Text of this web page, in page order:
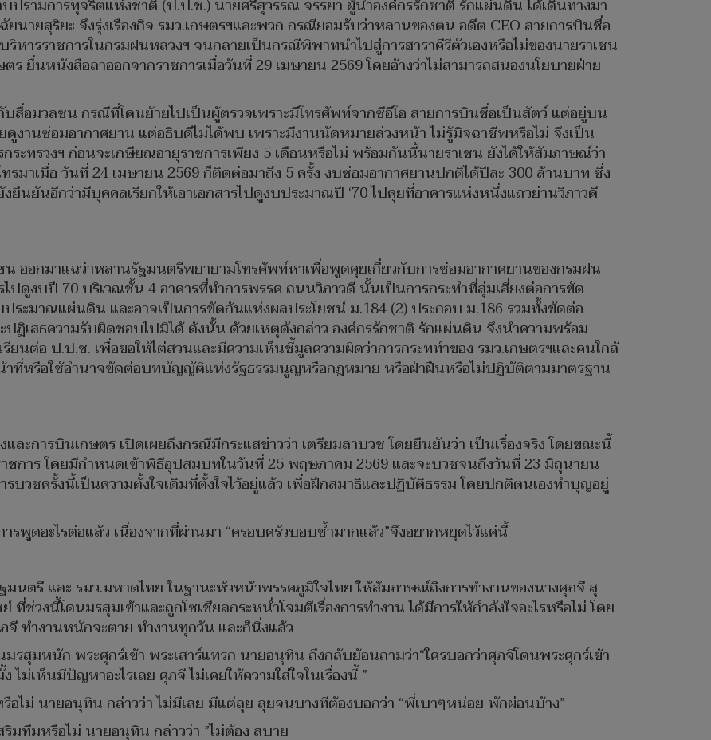
รามการทุจริตแห่งชาติ (ป.ป.ช.) นายศรีสุวรรณ จรรยา ผู้นำองค์กรรักชาติ รักแผ่นดิน ได้เดินทางมา
นายสุริยะ จึงรุ่งเรืองกิจ รมว.เกษตรฯและพวก กรณียอมรับว่าหลานของตน อดีต CEO สายการบินชื่อ
ริหารราชการในกรมฝนหลวงฯ จนกลายเป็นกรณีพิพาทนำไปสู่การฮาราคีรีตัวเองหรือไม่ของนายราเชน
ยื่นหนังสือลาออกจากราชการเมื่อวันที่ 29 เมษายน 2569 โดยอ้างว่าไม่สามารถสนองนโยบายฝ่าย
สื่อมวลชน กรณีที่โดนย้ายไปเป็นผู้ตรวจเพราะมีโทรศัพท์จากซีอีโอ สายการบินชื่อเป็นสัตว์ แต่อยู่บน
งานซ่อมอากาศยาน แต่อธิบดีไม่ได้พบ เพราะมีงานนัดหมายล่วงหน้า ไม่รู้มิจฉาชีพหรือไม่ จึงเป็น
ระทรวงฯ ก่อนจะเกษียณอายุราชการเพียง 5 เดือนหรือไม่ พร้อมกันนี้นายราเชน ยังได้ให้สัมภาษณ์ว่า
มาเมื่อ วันที่ 24 เมษายน 2569 ก็ติดต่อมาถึง 5 ครั้ง งบซ่อมอากาศยานปกติได้ปีละ 300 ล้านบาท ซึ่ง
ยืนยันอีกว่ามีบุคคลเรียกให้เอาเอกสารไปดูงบประมาณปี ‘70 ไปคุยที่อาคารแห่งหนึ่งแถวย่านวิภาวดี
น ออกมาแฉว่าหลานรัฐมนตรีพยายามโทรศัพท์หาเพื่อพูดคุยเกี่ยวกับการซ่อมอากาศยานของกรมฝน
ไปดูงบปี 70 บริเวณชั้น 4 อาคารที่ทำการพรรค ถนนวิภาวดี นั้นเป็นการกระทำที่สุ่มเสี่ยงต่อการขัด
ระมาณแผ่นดิน และอาจเป็นการขัดกันแห่งผลประโยชน์ ม.184 (2) ประกอบ ม.186 รวมทั้งขัดต่อ
ปฏิเสธความรับผิดชอบไปมิได้ ดังนั้น ด้วยเหตุดังกล่าว องค์กรรักชาติ รักแผ่นดิน จึงนำความพร้อม
ต่อ ป.ป.ช. เพื่อขอให้ไต่สวนและมีความเห็นชี้มูลความผิดว่าการกระททำของ รมว.เกษตรฯและคนใกล้
ที่หรือใช้อำนาจขัดต่อบทบัญญัติแห่งรัฐธรรมนูญหรือกฎหมาย หรือฝ่าฝืนหรือไม่ปฏิบัติตามมาตรฐาน
ละการบินเกษตร เปิดเผยถึงกรณีมีกระแสข่าวว่า เตรียมลาบวช โดยยืนยันว่า เป็นเรื่องจริง โดยขณะนี้
ชการ โดยมีกำหนดเข้าพิธีอุปสมบทในวันที่ 25 พฤษภาคม 2569 และจะบวชจนถึงวันที่ 23 มิถุนายน
วชครั้งนี้เป็นความตั้งใจเดิมที่ตั้งใจไว้อยู่แล้ว เพื่อฝึกสมาธิและปฏิบัติธรรม โดยปกติตนเองทำบุญอยู่
รพูดอะไรต่อแล้ว เนื่องจากที่ผ่านมา “ครอบครัวบอบช้ำมากแล้ว”จึงอยากหยุดไว้แค่นี้
นตรี และ รมว.มหาดไทย ในฐานะหัวหน้าพรรคภูมิใจไทย ให้สัมภาษณ์ถึงการทำงานของนางศุภจี สุ
วงนี้โดนมรสุมเข้าและถูกโซเชียลกระหน่ำโจมตีเรื่องการทำงาน ได้มีการให้กำลังใจอะไรหรือไม่ โดย
ทำงานหนักจะตาย ทำงานทุกวัน และก็นิ่งแล้ว
รสุมหนัก พระศุกร์เข้า พระเสาร์แทรก นายอนุทิน ถึงกลับย้อนถามว่า“ใครบอกว่าศุภจีโดนพระศุกร์เข้า
ม่เห็นมีปัญหาอะไรเลย ศุภจี ไม่เคยให้ความใส่ใจในเรื่องนี้ ”
รือไม่ นายอนุทิน กล่าวว่า ไม่มีเลย มีแต่ลุย ลุยจนบางทีต้องบอกว่า “พี่เบาๆหน่อย พักผ่อนบ้าง”
มทีมหรือไม่ นายอนุทิน กล่าวว่า ”ไม่ต้อง สบาย